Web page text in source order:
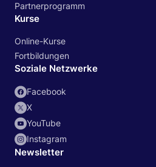
Partnerprogramm
Kurse
Online-Kurse
Fortbildungen
Soziale Netzwerke
Facebook
X
YouTube
Instagram
Newsletter